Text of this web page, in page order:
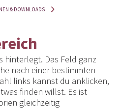
& DOWNLOADS
hinterlegt. Das Feld ganz
nach einer bestimmten
links kannst du anklicken,
finden willst. Es ist
gleichzeitig